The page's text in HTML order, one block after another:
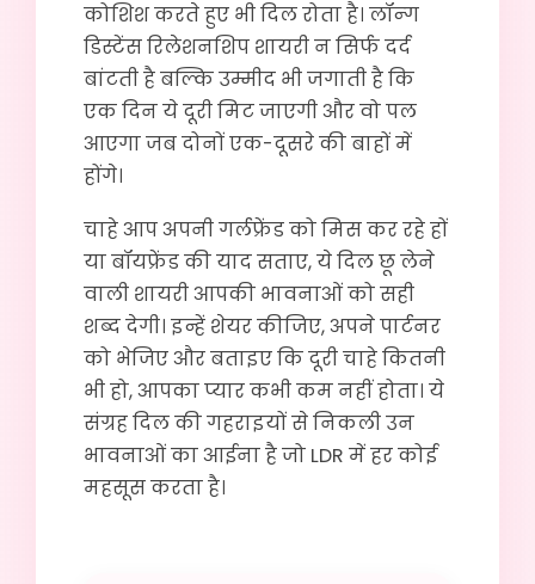
कोशिश करते हुए भी दिल रोता है। लॉन्ग
डिस्टेंस रिलेशनशिप शायरी न सिर्फ दर्द
बांटती है बल्कि उम्मीद भी जगाती है कि
एक दिन ये दूरी मिट जाएगी और वो पल
आएगा जब दोनों एक-दूसरे की बाहों में
होंगे।
चाहे आप अपनी गर्लफ्रेंड को मिस कर रहे हों
या बॉयफ्रेंड की याद सताए, ये दिल छू लेने
वाली शायरी आपकी भावनाओं को सही
शब्द देगी। इन्हें शेयर कीजिए, अपने पार्टनर
को भेजिए और बताइए कि दूरी चाहे कितनी
भी हो, आपका प्यार कभी कम नहीं होता। ये
संग्रह दिल की गहराइयों से निकली उन
भावनाओं का आईना है जो LDR में हर कोई
महसूस करता है।